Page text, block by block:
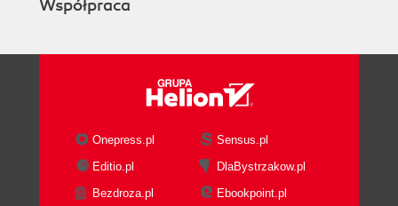
Virus Defense Mechanisms
Encryption
Polymorphism
Random Execution
Stealth
Współpraca
Onepress.pl
Sensus.pl
Editio.pl
DlaBystrzakow.pl
Bezdroza.pl
Ebookpoint.pl